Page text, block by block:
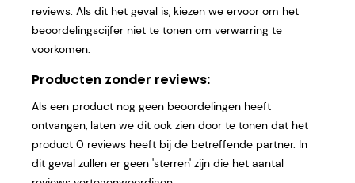
reviews. Als dit het geval is, kiezen we ervoor om het
beoordelingscijfer niet te tonen om verwarring te
voorkomen.
Producten zonder reviews:
Als een product nog geen beoordelingen heeft
ontvangen, laten we dit ook zien door te tonen dat het
product 0 reviews heeft bij de betreffende partner. In
dit geval zullen er geen 'sterren' zijn die het aantal